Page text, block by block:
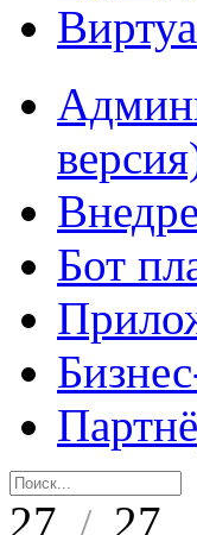
Бот
27 / 27